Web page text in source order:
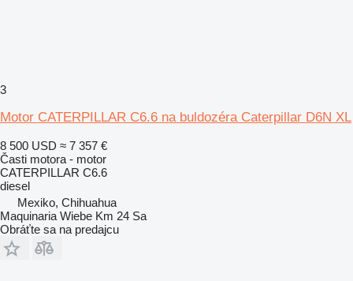
3
Motor CATERPILLAR C6.6 na buldozéra Caterpillar D6N XL
8 500 USD ≈ 7 357 €
Časti motora - motor
CATERPILLAR C6.6
diesel
Mexiko, Chihuahua
Maquinaria Wiebe Km 24 Sa
Obráťte sa na predajcu